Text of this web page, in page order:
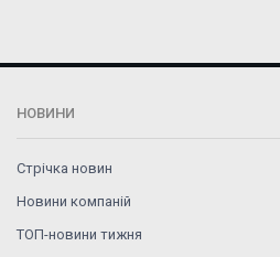
НОВИНИ
Стрічка новин
Новини компаній
ТОП-новини тижня